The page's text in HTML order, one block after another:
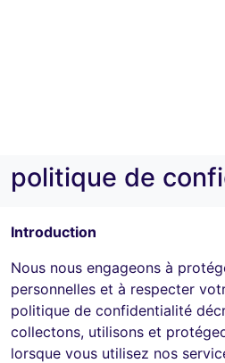
politique de
Introduction
Nous nous engageons à
personnelles et à respecter
politique de confidentialité
collectons, utilisons et
lorsque vous utilisez nos